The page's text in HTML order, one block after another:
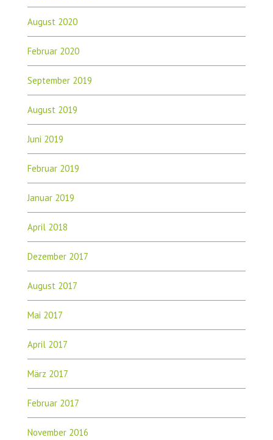
August 2020
Februar 2020
September 2019
August 2019
Juni 2019
Februar 2019
Januar 2019
April 2018
Dezember 2017
August 2017
Mai 2017
April 2017
März 2017
Februar 2017
November 2016